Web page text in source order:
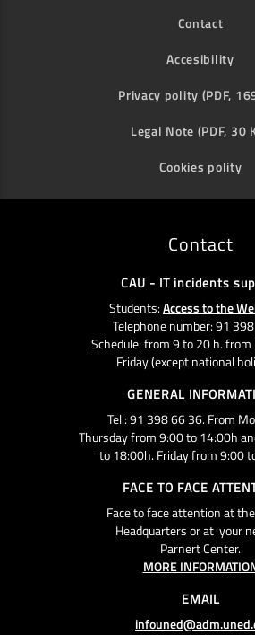
Contact
Accesibility
Privacy polity (PDF,
Legal Note (PDF, 30
Cookies polity
Contact
CAU - IT incidents
Students:Access to the
Telephone number: 91
Schedule: from 9 to 20 h.
Friday (except national
GENERAL
Tel.: 91 398 66 36. From
Thursday from 9:00 to 14:00h
to 18:00h. Friday from 9:00
FACE TO FACE
Face to face attention at
Headquarters or at your
Parnert Center.
MORE
EMAIL